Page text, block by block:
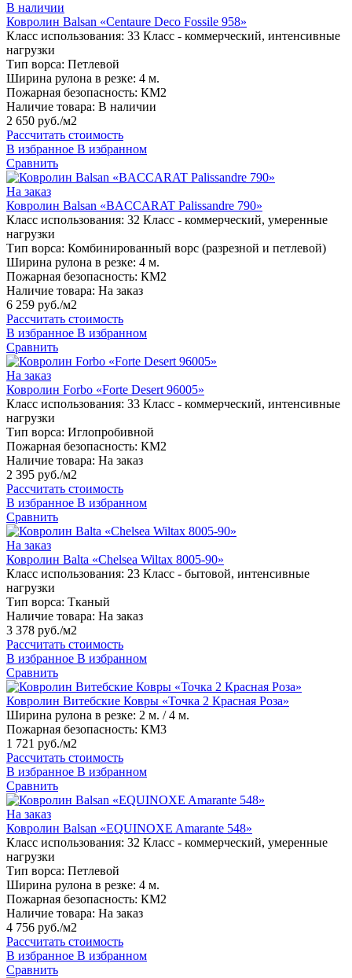
В наличии
Ковролин Balsan «Centaure Deco Fossile 958»
Класс использования: 33 Класс - коммерческий, интенсивные
нагрузки
Тип ворса: Петлевой
Ширина рулона в резке: 4 м.
Пожарная безопасность: КМ2
Наличие товара: В наличии
2 650 руб./м2
Рассчитать стоимость
В избранное В избранном
Сравнить
На заказ
Ковролин Balsan «BACCARAT Palissandre 790»
Класс использования: 32 Класс - коммерческий, умеренные
нагрузки
Тип ворса: Комбинированный ворс (разрезной и петлевой)
Ширина рулона в резке: 4 м.
Пожарная безопасность: КМ2
Наличие товара: На заказ
6 259 руб./м2
Рассчитать стоимость
В избранное В избранном
Сравнить
На заказ
Ковролин Forbo «Forte Desert 96005»
Класс использования: 33 Класс - коммерческий, интенсивные
нагрузки
Тип ворса: Иглопробивной
Пожарная безопасность: КМ2
Наличие товара: На заказ
2 395 руб./м2
Рассчитать стоимость
В избранное В избранном
Сравнить
На заказ
Ковролин Balta «Chelsea Wiltax 8005-90»
Класс использования: 23 Класс - бытовой, интенсивные
нагрузки
Тип ворса: Тканый
Наличие товара: На заказ
3 378 руб./м2
Рассчитать стоимость
В избранное В избранном
Сравнить
Ковролин Витебские Ковры «Точка 2 Красная Роза»
Ширина рулона в резке: 2 м. / 4 м.
Пожарная безопасность: КМ3
1 721 руб./м2
Рассчитать стоимость
В избранное В избранном
Сравнить
На заказ
Ковролин Balsan «EQUINOXE Amarante 548»
Класс использования: 32 Класс - коммерческий, умеренные
нагрузки
Тип ворса: Петлевой
Ширина рулона в резке: 4 м.
Пожарная безопасность: КМ2
Наличие товара: На заказ
4 756 руб./м2
Рассчитать стоимость
В избранное В избранном
Сравнить